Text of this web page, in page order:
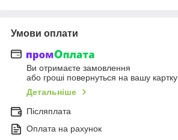
Умови оплати
Ви отримаєте замовлення
або гроші повернуться на вашу картку
Детальніше
Післяплата
Оплата на рахунок